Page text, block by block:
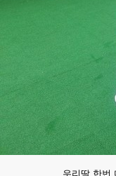
우리딸 한번